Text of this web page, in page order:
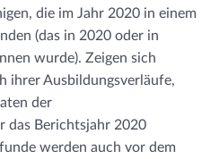
die im Jahr 2020 in einem
(das in 2020 oder in
wurde). Zeigen sich
ihrer Ausbildungsverläufe,
der
das Berichtsjahr 2020
werden auch vor dem